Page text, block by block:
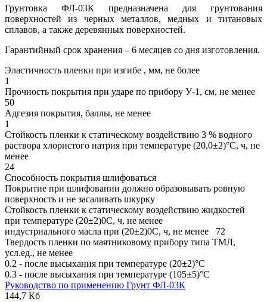
Грунтовка ФЛ-03К предназначена для грунтования
поверхностей из черных металлов, медных и титановых
сплавов, а также деревянных поверхностей.
Гарантийный срок хранения – 6 месяцев со дня изготовления.
Эластичность пленки при изгибе , мм, не более
1
Прочность покрытия при ударе по прибору У-1, см, не менее
50
Адгезия покрытия, баллы, не менее
1
Стойкость пленки к статическому воздействию 3 % водного
раствора хлористого натрия при температуре (20,0±2)°С, ч, не
менее
24
Способность покрытия шлифоваться
Покрытие при шлифовании должно образовывать ровную
поверхность и не засаливать шкурку
Стойкость пленки к статическому воздействию жидкостей
при температуре (20±2)0С, ч, не менее
индустриального масла при (20±2)0С, ч, не менее 72
Твердость пленки по маятниковому прибору типа ТМЛ,
усл.ед., не менее
0.2 - после высыхания при температуре (20±2)°С
0.3 - после высыхания при температуре (105±5)°С
Руководство по применению Грунт ФЛ-03К
144,7 Кб